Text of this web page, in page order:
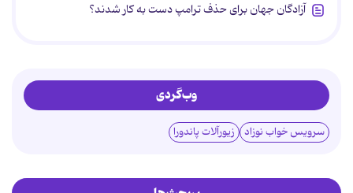
آزادگان جهان برای حذف ترامپ دست به کار شدند؟
وب‌گردی
سرویس خواب نوزاد زیورآلات پاندورا